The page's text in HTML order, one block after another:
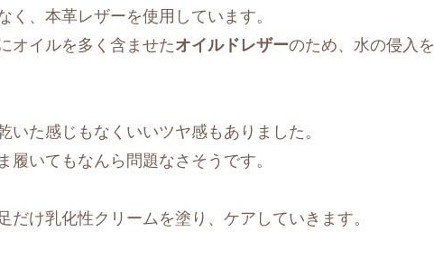
く、本革レザーを使用しています。
オイルを多く含ませたオイルドレザーのため、水の侵入を
いた感じもなくいいツヤ感もありました。
履いてもなんら問題なさそうです。
だけ乳化性クリームを塗り、ケアしていきます。